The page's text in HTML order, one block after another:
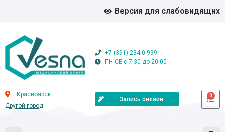
Версия для слабовидящих
+7 (391) 234-0-999
ПН-СБ с 7:30 до 20:00
Красноярск
Другой город
Запись онлайн
0